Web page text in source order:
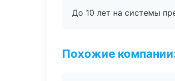
До 10 лет на системы
Похожие